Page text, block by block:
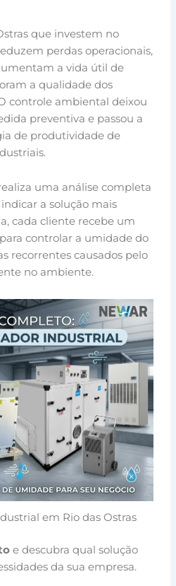
que investem no
perdas operacionais,
a vida útil de
a qualidade dos
controle ambiental deixou
preventiva e passou a
de produtividade de
uma análise completa
a solução mais
cada cliente recebe um
controlar a umidade do
recorrentes causados pelo
no ambiente.
em Rio das Ostras
e descubra qual solução
da sua empresa.